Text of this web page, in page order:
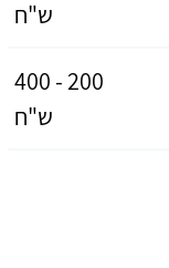
ש"ח
200 - 400
ש"ח